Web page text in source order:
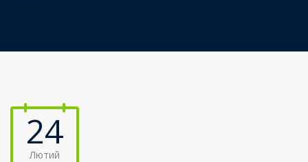
24
Лютий